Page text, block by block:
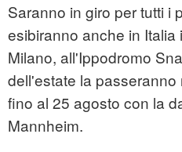
Saranno in giro per tutti i
esibiranno anche in
Milano, all'Ippodromo
dell'estate la
fino al 25 agosto con la
Mannheim.